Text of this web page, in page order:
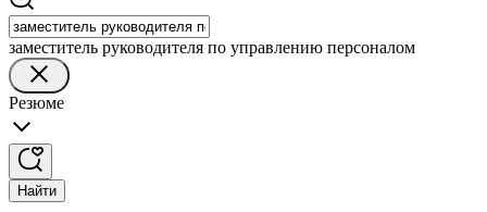
заместитель руководителя по управлению персоналом
Резюме
Найти